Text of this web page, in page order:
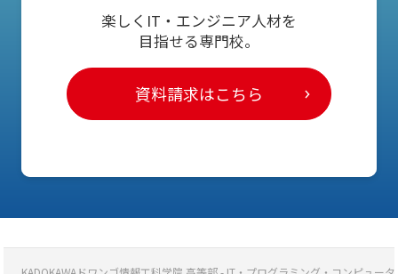
楽しくIT・エンジニア人材を
目指せる専門校。
資料請求はこちら